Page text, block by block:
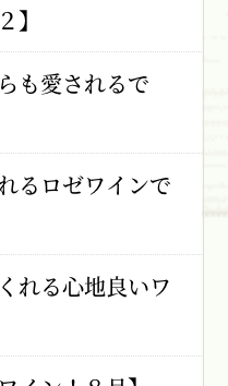
も愛されるで
るロゼワインで
れる心地良いワ